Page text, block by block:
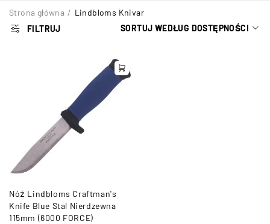
Strona główna / Lindbloms Knivar
FILTRUJ
SORTUJ WEDŁUG DOSTĘPNOŚCI
Nóż Lindbloms Craftman's
Knife Blue Stal Nierdzewna
115mm (6000 FORCE)